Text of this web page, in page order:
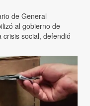
de General
al gobierno de
social, defendió